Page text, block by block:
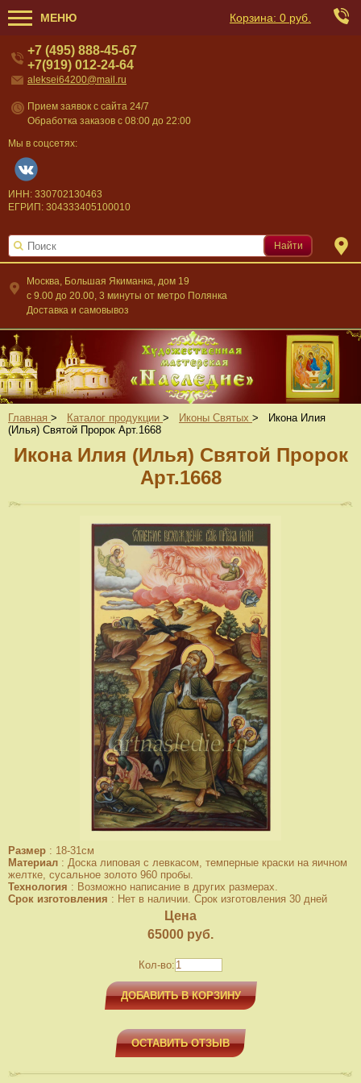
МЕНЮ Корзина: 0 руб.
Москва, Большая Якиманка, дом 19
c 9.00 до 20.00, 3 минуты от метро Полянка
Доставка и самовывоз
+7 (495) 888-45-67
+7(919) 012-24-64
aleksei64200@mail.ru
Прием заявок с сайта 24/7
Обработка заказов с 08:00 до 22:00
Мы в соцсетях:
ИНН: 330702130463
ЕГРИП: 304333405100010
Найти
Главная > Каталог продукции > Иконы Святых >
Икона Илия
(Илья) Святой Пророк Арт.1668
Икона Илия (Илья) Святой Пророк
Арт.1668
Размер : 18-31см
Материал : Доска липовая с левкасом, темперные краски на яичном
желтке, сусальное золото 960 пробы.
Технология : Возможно написание в других размерах.
Срок изготовления : Нет в наличии. Срок изготовления 30 дней
Цена
65000 руб.
Кол-во:
ДОБАВИТЬ В КОРЗИНУ
ОСТАВИТЬ ОТЗЫВ